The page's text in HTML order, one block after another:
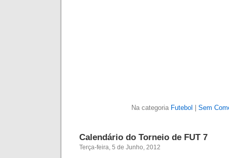
Na categoria Futebol Sem
Calendário do Torneio de FUT 7
Terça-feira, 5 de Junho, 2012